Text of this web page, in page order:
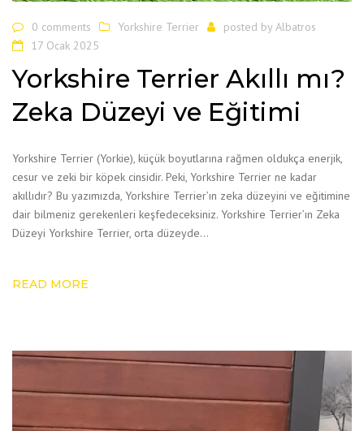
0 comments Yorkshire Terrier posted by Albatros
17 Ocak 2025
Yorkshire Terrier Akıllı mı?
Zeka Düzeyi ve Eğitimi
Yorkshire Terrier (Yorkie), küçük boyutlarına rağmen oldukça enerjik,
cesur ve zeki bir köpek cinsidir. Peki, Yorkshire Terrier ne kadar
akıllıdır? Bu yazımızda, Yorkshire Terrier’ın zeka düzeyini ve eğitimine
dair bilmeniz gerekenleri keşfedeceksiniz. Yorkshire Terrier’ın Zeka
Düzeyi Yorkshire Terrier, orta düzeyde…
READ MORE